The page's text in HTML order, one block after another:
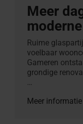
Meer
Ruime
voelbaar
Gameren
grondige
…
Meer informatie